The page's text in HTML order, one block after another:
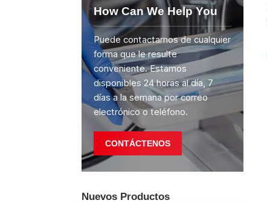
How Can We Help You
Puede contactarnos de cualquier
forma que le resulte
conveniente. Estamos
disponibles 24 horas al día, 7
días a la semana por correo
electrónico o teléfono.
CONTÁCTENOS
Nuevos Productos